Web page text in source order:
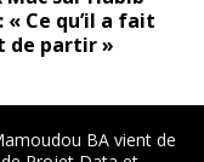
Youssou
Mame Ngor se
BA vient de